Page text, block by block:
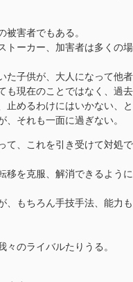
害者でもある。
トーカー、加害者は多くの場
た子供が、大人になって他者
も現在のことではなく、過去
止めるわけにはいかない、と
それも一面に過ぎない。
て、これを引き受けて対処で
移を克服、解消できるように
、もちろん手技手法、能力も
のライバルたりうる。